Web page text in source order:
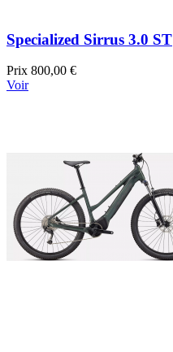
Specialized Sirrus 3.0 ST
Prix 800,00 €
Voir